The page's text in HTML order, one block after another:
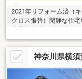
2021年リフォーム済（
クロス張替）閑静な住
小学校 徒歩10分以内
神奈川県横